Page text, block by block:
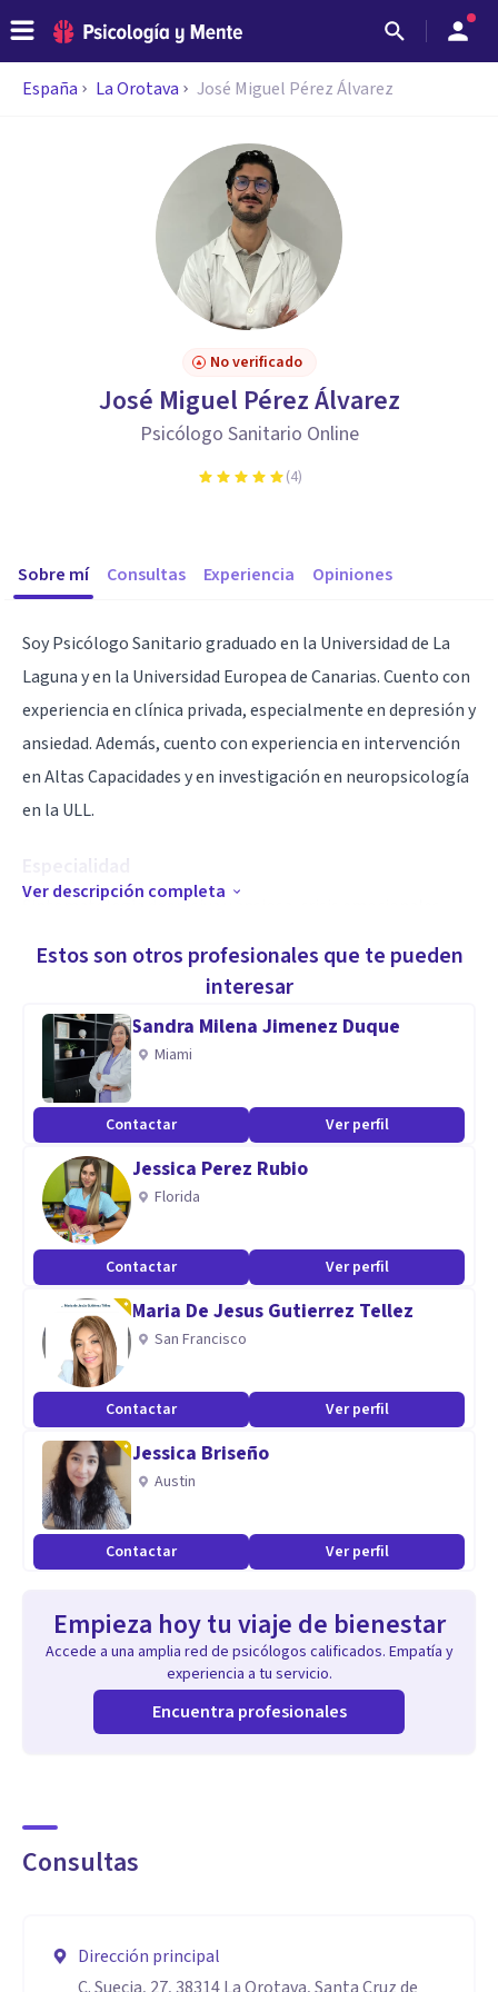
España La Orotava José Miguel Pérez Álvarez
No verificado
José Miguel Pérez Álvarez
Psicólogo Sanitario Online
(4)
Sobre mí Consultas Experiencia Opiniones
Soy Psicólogo Sanitario graduado en la Universidad de La
Laguna y en la Universidad Europea de Canarias. Cuento con
experiencia en clínica privada, especialmente en depresión y
ansiedad. Además, cuento con experiencia en intervención
en Altas Capacidades y en investigación en neuropsicología
en la ULL.
Especialidad
Sintomatología depresiva y ansiosa, crisis emocionales,
Comunicación eficaz y empatía: Poseo una habilidad natural
para establecer un entorno de confianza, tanto con
pacientes como con sus familias, lo que facilita el proceso
terapéutico.
Profesionalidad.
Implicación.
Seriedad.
Ver descripción completa
Estos son otros profesionales que te pueden
interesar
Sandra Milena Jimenez Duque
Miami
Contactar Ver perfil
Jessica Perez Rubio
Florida
Contactar Ver perfil
Maria De Jesus Gutierrez Tellez
San Francisco
Contactar Ver perfil
Jessica Briseño
Austin
Contactar Ver perfil
Empieza hoy tu viaje de bienestar
Accede a una amplia red de psicólogos calificados. Empatía y
experiencia a tu servicio.
Encuentra profesionales
Consultas
Dirección principal